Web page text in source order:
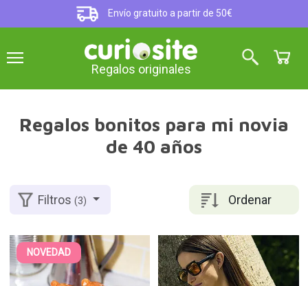
Envío gratuito a partir de 50€
Regalos originales
Regalos bonitos para mi novia
de 40 años
Ordenar
Filtros(3)
NOVEDAD